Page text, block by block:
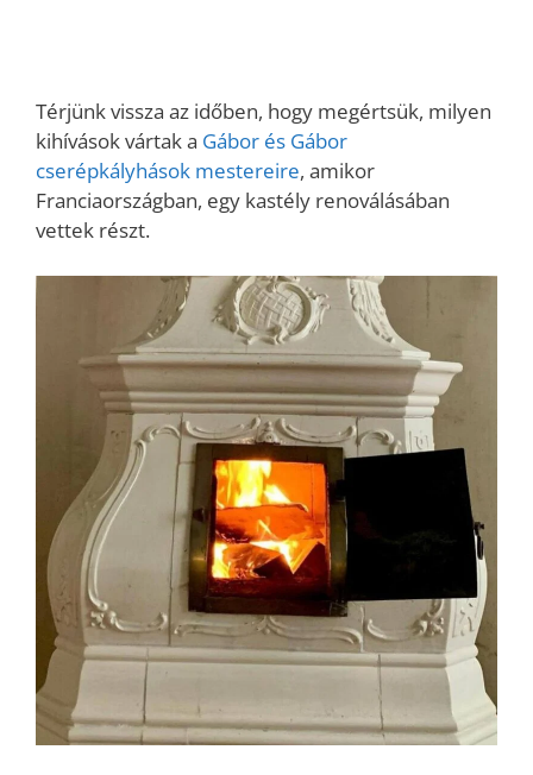
Térjünk vissza az időben, hogy megértsük, milyen
kihívások vártak a Gábor és Gábor
cserépkályhások mestereire, amikor
Franciaországban, egy kastély renoválásában
vettek részt.